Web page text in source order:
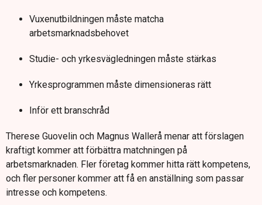
Vuxenutbildningen måste matcha
arbetsmarknadsbehovet
Studie- och yrkesvägledningen måste stärkas
Yrkesprogrammen måste dimensioneras rätt
Inför ett branschråd
Therese Guovelin och Magnus Wallerå menar att förslagen
kraftigt kommer att förbättra matchningen på
arbetsmarknaden. Fler företag kommer hitta rätt kompetens,
och fler personer kommer att få en anställning som passar
intresse och kompetens.